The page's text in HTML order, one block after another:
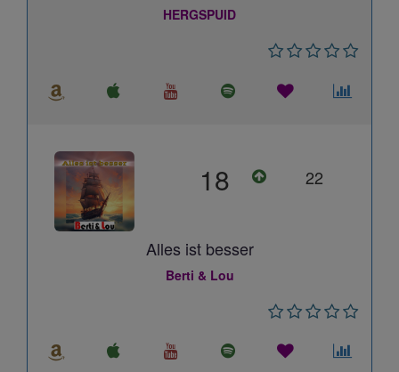
HERGSPUID
18 22
Alles ist besser
Berti & Lou